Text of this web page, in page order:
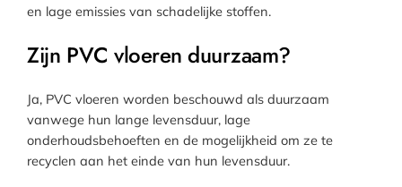
en lage emissies van schadelijke stoffen.
Zijn PVC vloeren duurzaam?
Ja, PVC vloeren worden beschouwd als duurzaam
vanwege hun lange levensduur, lage
onderhoudsbehoeften en de mogelijkheid om ze te
recyclen aan het einde van hun levensduur.